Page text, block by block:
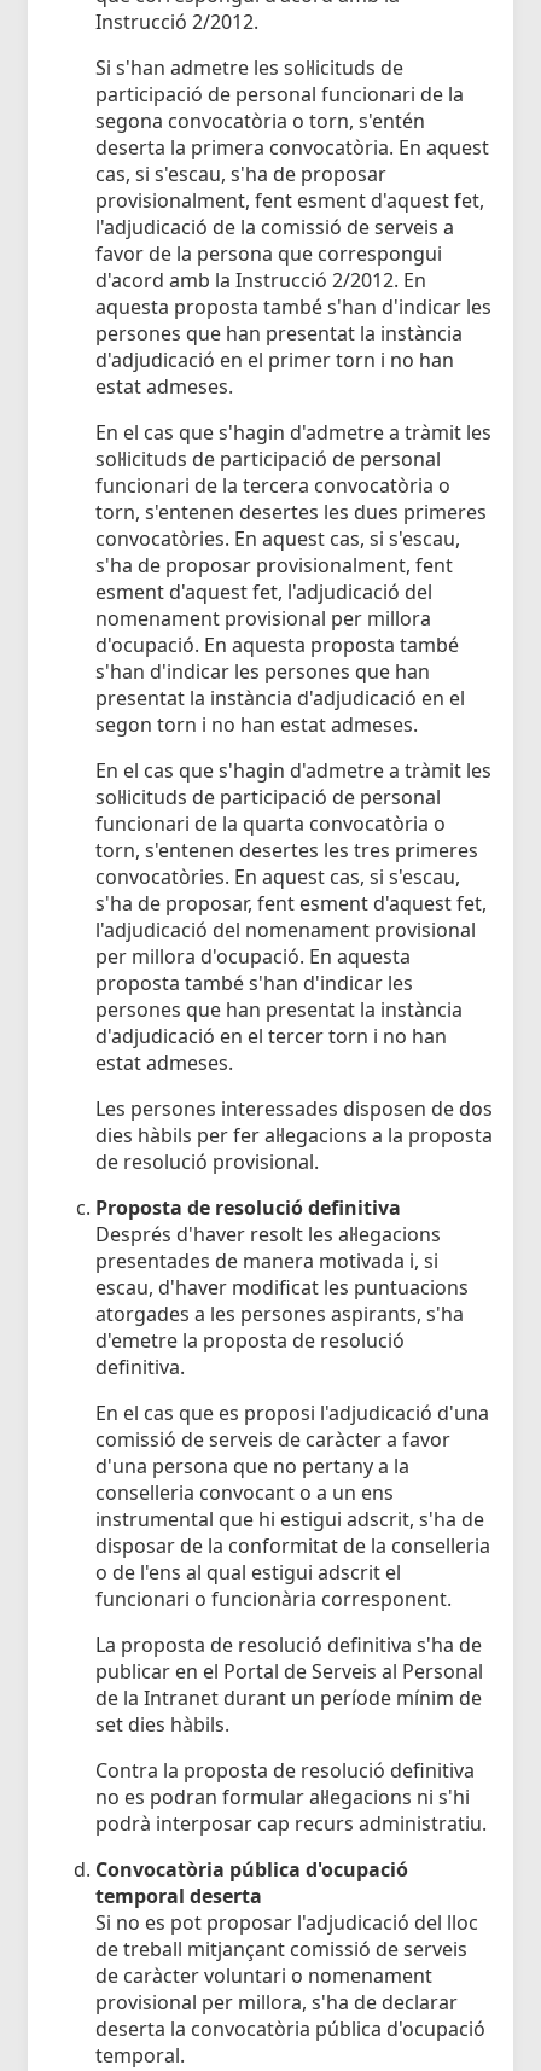
Instrucció 2/2012.
Si s'han admetre les sol·licituds de
participació de personal funcionari de la
segona convocatòria o torn, s'entén
deserta la primera convocatòria. En aquest
cas, si s'escau, s'ha de proposar
provisionalment, fent esment d'aquest fet,
l'adjudicació de la comissió de serveis a
favor de la persona que correspongui
d'acord amb la Instrucció 2/2012. En
aquesta proposta també s'han d'indicar les
persones que han presentat la instància
d'adjudicació en el primer torn i no han
estat admeses.
En el cas que s'hagin d'admetre a tràmit les
sol·licituds de participació de personal
funcionari de la tercera convocatòria o
torn, s'entenen desertes les dues primeres
convocatòries. En aquest cas, si s'escau,
s'ha de proposar provisionalment, fent
esment d'aquest fet, l'adjudicació del
nomenament provisional per millora
d'ocupació. En aquesta proposta també
s'han d'indicar les persones que han
presentat la instància d'adjudicació en el
segon torn i no han estat admeses.
En el cas que s'hagin d'admetre a tràmit les
sol·licituds de participació de personal
funcionari de la quarta convocatòria o
torn, s'entenen desertes les tres primeres
convocatòries. En aquest cas, si s'escau,
s'ha de proposar, fent esment d'aquest fet,
l'adjudicació del nomenament provisional
per millora d'ocupació. En aquesta
proposta també s'han d'indicar les
persones que han presentat la instància
d'adjudicació en el tercer torn i no han
estat admeses.
Les persones interessades disposen de dos
dies hàbils per fer al·legacions a la proposta
de resolució provisional.
Proposta de resolució definitiva
Després d'haver resolt les al·legacions
presentades de manera motivada i, si
escau, d'haver modificat les puntuacions
atorgades a les persones aspirants, s'ha
d'emetre la proposta de resolució
definitiva.
En el cas que es proposi l'adjudicació d'una
comissió de serveis de caràcter a favor
d'una persona que no pertany a la
conselleria convocant o a un ens
instrumental que hi estigui adscrit, s'ha de
disposar de la conformitat de la conselleria
o de l'ens al qual estigui adscrit el
funcionari o funcionària corresponent.
La proposta de resolució definitiva s'ha de
publicar en el Portal de Serveis al Personal
de la Intranet durant un període mínim de
set dies hàbils.
Contra la proposta de resolució definitiva
no es podran formular al·legacions ni s'hi
podrà interposar cap recurs administratiu.
Convocatòria pública d'ocupació
temporal deserta
Si no es pot proposar l'adjudicació del lloc
de treball mitjançant comissió de serveis
de caràcter voluntari o nomenament
provisional per millora, s'ha de declarar
deserta la convocatòria pública d'ocupació
temporal.